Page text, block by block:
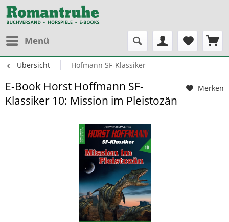
Menü
Übersicht Hofmann SF-Klassiker
Merken
E-Book Horst Hoffmann SF-
Klassiker 10: Mission im Pleistozän